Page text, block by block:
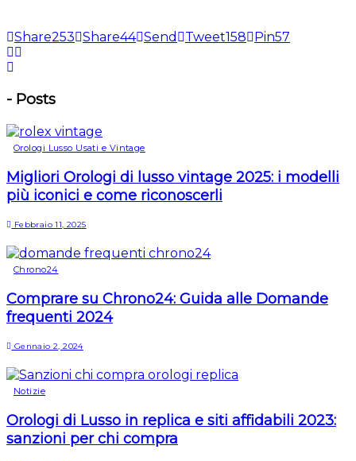
Share253 Share44 Send Tweet158 Pin57
- Posts
Orologi Lusso Usati e Vintage
Migliori Orologi di lusso vintage 2025: i modelli
più iconici e come riconoscerli
Febbraio 11, 2025
Chrono24
Comprare su Chrono24: Guida alle Domande
frequenti 2024
Gennaio 2, 2024
Notizie
Orologi di Lusso in replica e siti affidabili 2023:
sanzioni per chi compra